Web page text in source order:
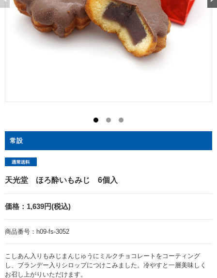
常設
天光堂 ほろ酔いもみじ 6個入
価格： 1,639円(税込)
商品番号： h09-fs-3052
こしあん入りもみじまんじゅうにミルクチョコレートをコーティング
し、ブランデー入りシロップにつけこみました。冷やすと一層美味しく
お召し上がりいただけます。